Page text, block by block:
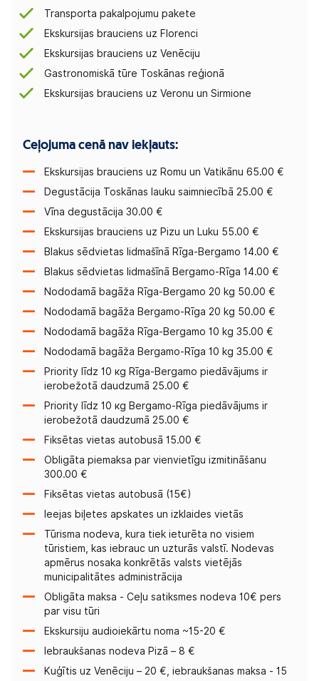
Transporta pakalpojumu pakete
Ekskursijas brauciens uz Florenci
Ekskursijas brauciens uz Venēciju
Gastronomiskā tūre Toskānas reģionā
Ekskursijas brauciens uz Veronu un Sirmione
Ceļojuma cenā nav iekļauts:
Ekskursijas brauciens uz Romu un Vatikānu 65.00 €
Degustācija Toskānas lauku saimniecībā 25.00 €
Vīna degustācija 30.00 €
Ekskursijas brauciens uz Pizu un Luku 55.00 €
Blakus sēdvietas lidmašīnā Rīga-Bergamo 14.00 €
Blakus sēdvietas lidmašīnā Bergamo-Rīga 14.00 €
Nododamā bagāža Rīga-Bergamo 20 kg 50.00 €
Nododamā bagāža Bergamo-Rīga 20 kg 50.00 €
Nododamā bagāža Rīga-Bergamo 10 kg 35.00 €
Nododamā bagāža Bergamo-Rīga 10 kg 35.00 €
Priority līdz 10 кg Rīga-Bergamo piedāvājums ir
ierobežotā daudzumā 25.00 €
Priority līdz 10 кg Bergamo-Rīga piedāvājums ir
ierobežotā daudzumā 25.00 €
Fiksētas vietas autobusā 15.00 €
Obligāta piemaksa par vienvietīgu izmitināšanu
300.00 €
Fiksētas vietas autobusā (15€)
Ieejas biļetes apskates un izklaides vietās
Tūrisma nodeva, kura tiek ieturēta no visiem
tūristiem, kas iebrauc un uzturās valstī. Nodevas
apmērus nosaka konkrētās valsts vietējās
municipalitātes administrācija
Obligāta maksa - Ceļu satiksmes nodeva 10€ pers
par visu tūri
Ekskursiju audioiekārtu noma ~15-20 €
Iebraukšanas nodeva Pizā – 8 €
Kuģītis uz Venēciju – 20 €, iebraukšanas maksa - 15